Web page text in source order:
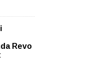
Revo